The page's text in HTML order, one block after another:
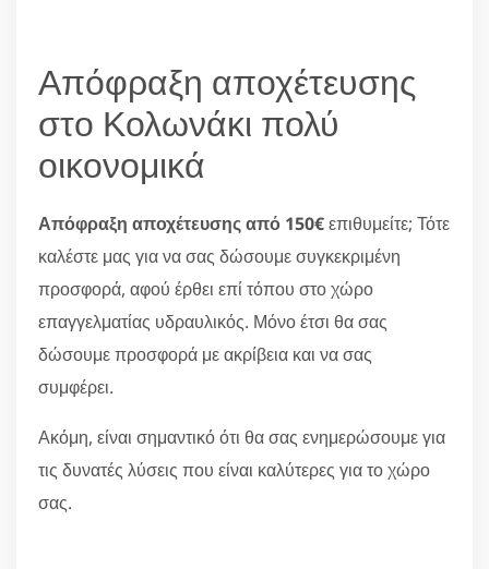
Απόφραξη αποχέτευσης
στο Κολωνάκι πολύ
οικονομικά
Απόφραξη αποχέτευσης από 150€επιθυμείτε; Τότε
καλέστε μας για να σας δώσουμε συγκεκριμένη
προσφορά, αφού έρθει επί τόπου στο χώρο
επαγγελματίας υδραυλικός. Μόνο έτσι θα σας
δώσουμε προσφορά με ακρίβεια και να σας
συμφέρει.
Ακόμη, είναι σημαντικό ότι θα σας ενημερώσουμε για
τις δυνατές λύσεις που είναι καλύτερες για το χώρο
σας.